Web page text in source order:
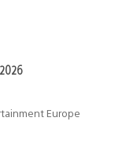
Europe